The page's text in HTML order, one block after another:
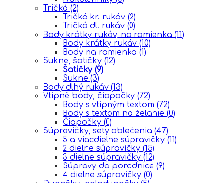
Tričká (2)
Tričká kr. rukáv (2)
Tričká dl. rukáv (0)
Body krátky rukáv, na ramienka (11)
Body krátky rukáv (10)
Body na ramienka (1)
Sukne, šatičky (12)
Šatičky (9)
Sukne (3)
Body dlhý rukáv (13)
Vtipné body, čiapočky (72)
Body s vtipným textom (72)
Body s textom na želanie (0)
Čiapočky (0)
Súpravičky, sety oblečenia (47)
5 a viacdielne súpravičky (11)
2 dielne súpravičky (15)
3 dielne súpravičky (12)
Súpravy do porodnice (9)
4 dielne súpravičky (0)